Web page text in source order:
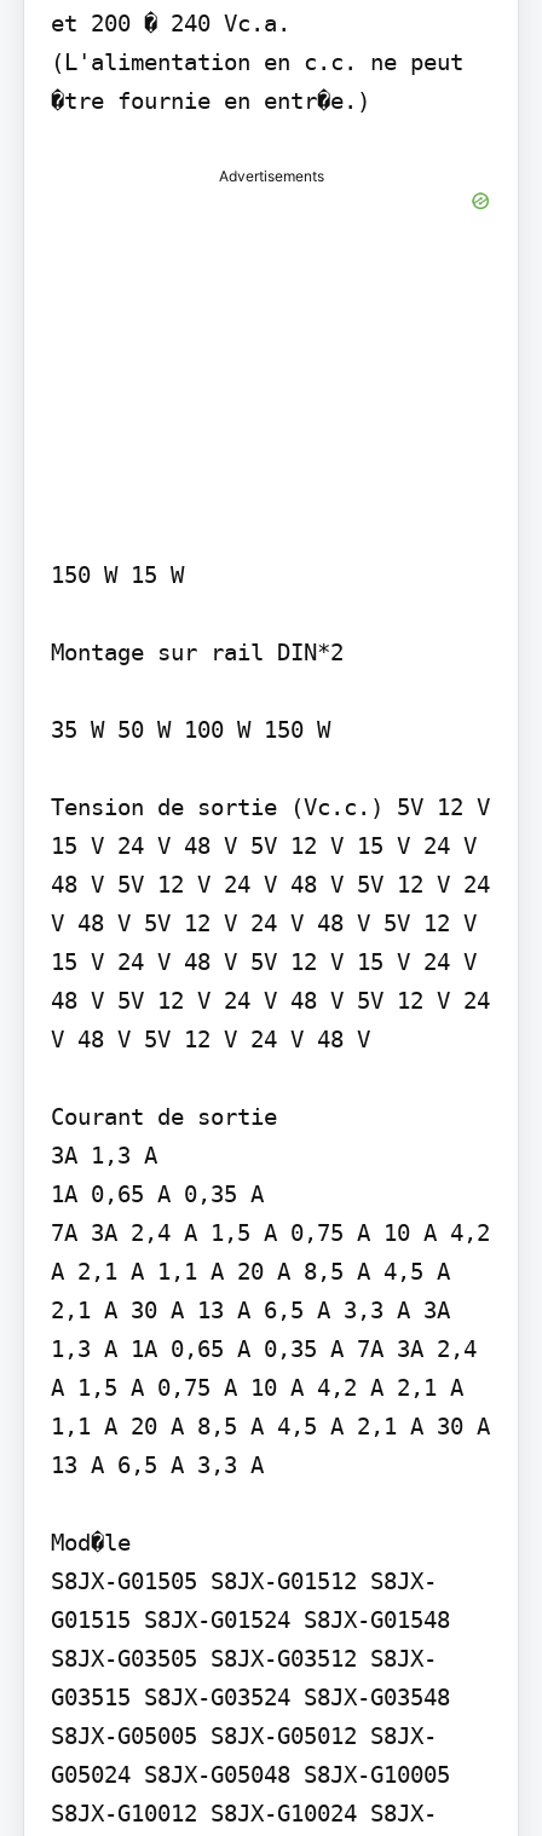
et 200 � 240 Vc.a.
(L'alimentation en c.c. ne peut
�tre fournie en entr�e.)
Advertisements
150 W 15 W
Montage sur rail DIN*2
35 W 50 W 100 W 150 W
Tension de sortie (Vc.c.) 5V 12 V
15 V 24 V 48 V 5V 12 V 15 V 24 V
48 V 5V 12 V 24 V 48 V 5V 12 V 24
V 48 V 5V 12 V 24 V 48 V 5V 12 V
15 V 24 V 48 V 5V 12 V 15 V 24 V
48 V 5V 12 V 24 V 48 V 5V 12 V 24
V 48 V 5V 12 V 24 V 48 V
Courant de sortie
3A 1,3 A
1A 0,65 A 0,35 A
7A 3A 2,4 A 1,5 A 0,75 A 10 A 4,2
A 2,1 A 1,1 A 20 A 8,5 A 4,5 A
2,1 A 30 A 13 A 6,5 A 3,3 A 3A
1,3 A 1A 0,65 A 0,35 A 7A 3A 2,4
A 1,5 A 0,75 A 10 A 4,2 A 2,1 A
1,1 A 20 A 8,5 A 4,5 A 2,1 A 30 A
13 A 6,5 A 3,3 A
Mod�le
S8JX-G01505 S8JX-G01512 S8JX-
G01515 S8JX-G01524 S8JX-G01548
S8JX-G03505 S8JX-G03512 S8JX-
G03515 S8JX-G03524 S8JX-G03548
S8JX-G05005 S8JX-G05012 S8JX-
G05024 S8JX-G05048 S8JX-G10005
S8JX-G10012 S8JX-G10024 S8JX-